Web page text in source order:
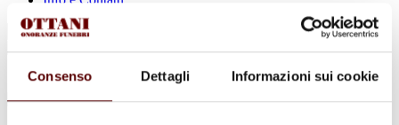
Consenso Dettagli Informazioni sui cookie
Cerca